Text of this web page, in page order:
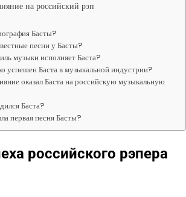
на российский рэп
Басты?
песни у Басты?
музыки исполняет Баста?
успешен Баста в музыкальной индустрии?
оказал Баста на российскую музыкальную
Баста?
первая песня Басты?
российского рэпера